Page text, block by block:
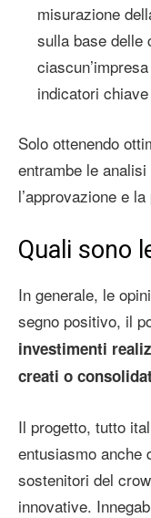
misurazione
sulla base delle
indicatori
Solo ottenendo
entrambe le
l’approvazione e
Quali sono
In generale, le
segno positivo, il
investimenti
creati o
Il progetto, tutto
entusiasmo anche
sostenitori del
innovative.